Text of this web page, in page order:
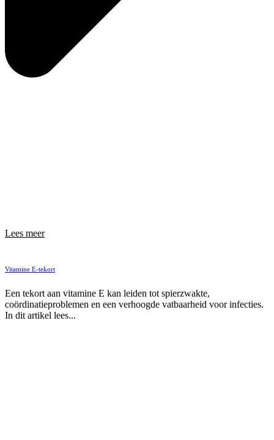
Lees meer
Vitamine E-tekort
Een tekort aan vitamine E kan leiden tot spierzwakte,
coördinatieproblemen en een verhoogde vatbaarheid voor infecties.
In dit artikel lees...